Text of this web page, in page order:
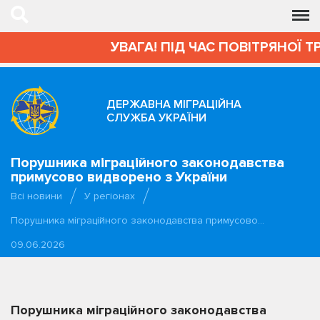
УВАГА! ПІД ЧАС ПОВІТРЯНОЇ
ДЕРЖАВНА МІГРАЦІЙНА
СЛУЖБА УКРАЇНИ
Порушника міграційного законодавства
примусово видворено з України
Всі новини
У регіонах
Порушника міграційного законодавства примусово…
09.06.2026
Порушника міграційного законодавства